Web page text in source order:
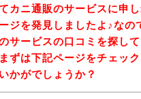
カニ通販のサービスに申
ジを発見しましたよ♪なの
サービスの口コミを探し
ずは下記ページをチェッ
かがでしょうか？